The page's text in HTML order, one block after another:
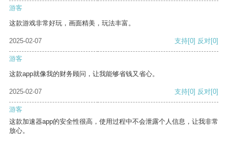
游客
这款游戏非常好玩，画面精美，玩法丰富。
2025-02-07 支持[0] 反对[0]
游客
这款app就像我的财务顾问，让我能够省钱又省心。
2025-02-07 支持[0] 反对[0]
游客
这款加速器app的安全性很高，使用过程中不会泄露个人信息，让我非常
放心。